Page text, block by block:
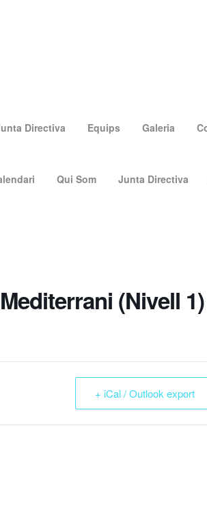
Directiva Equips Galeria
Qui Som Junta Directiva
(Nivell 1)
+ iCal / Outlook export